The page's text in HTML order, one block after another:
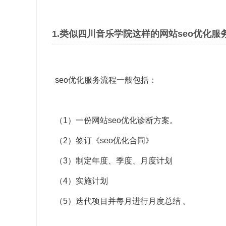
1.类似四川音乐学院这样的网站seo优化服
seo优化服务流程一般包括：
（1）一份网站seo优化诊断方案。
（2）签订《seo优化合同》
（3）制定年度、季度、月度计划
（4）实施计划
（5）迭代项目并每月进行月度总结 。